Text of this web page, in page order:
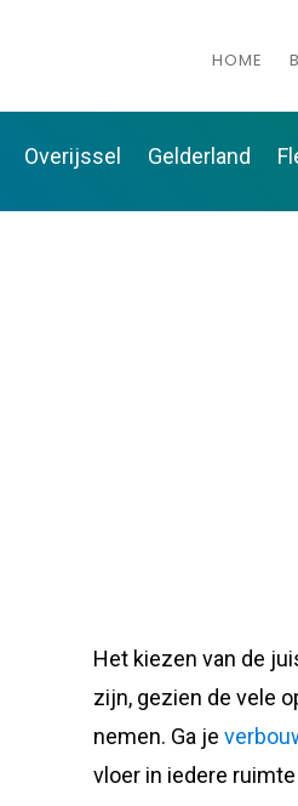
HOME
Overijssel Gelderland
Het kiezen van de
zijn, gezien de vele
nemen. Ga je
vloer in iedere